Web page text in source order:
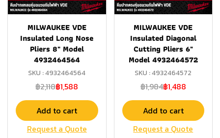
MILWAUKEE VDE
Insulated Long Nose
Pliers 8" Model
4932464564
SKU : 4932464564
฿2,118฿1,588
Add to cart
Request a Quote
MILWAUKEE VDE
Insulated Diagonal
Cutting Pliers 6"
Model 4932464572
SKU : 4932464572
฿1,984฿1,488
Add to cart
Request a Quote